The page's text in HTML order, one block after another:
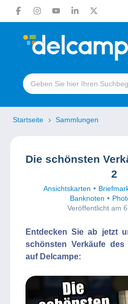
Startseite Sammlungen
Die schönsten
2
Ansichtskarten
Banknoten
Veröffentlicht am
Entdecken Sie ab jetzt
schönsten Verkäufe
auf Delcampe: